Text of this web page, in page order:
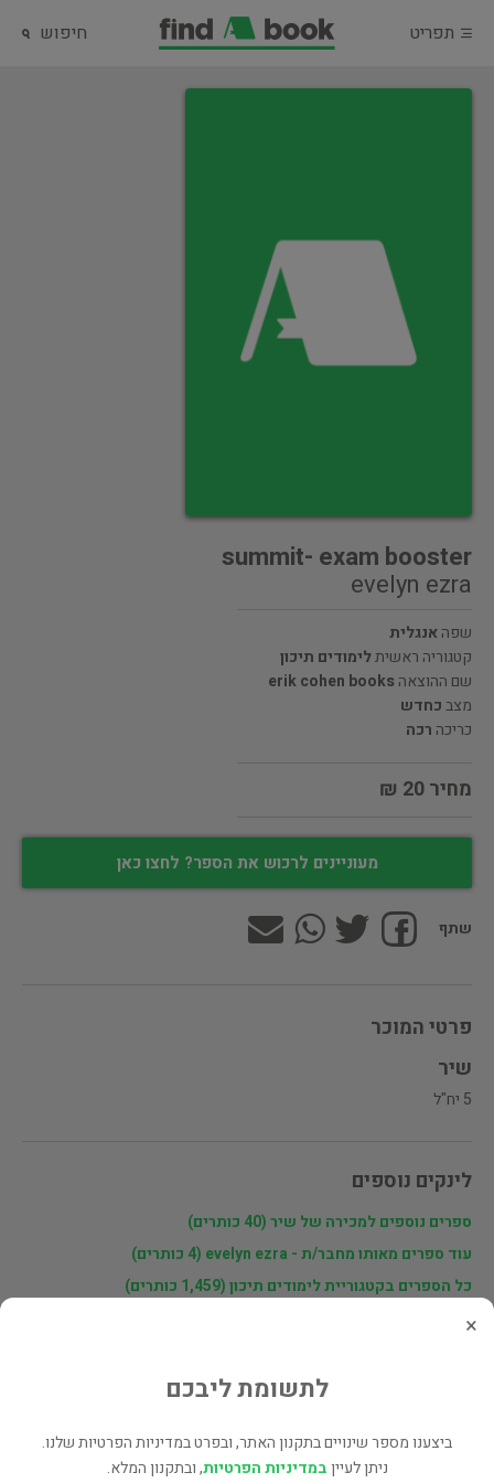
תפריט חיפוש
summit- exam booster
evelyn ezra
שפהאנגלית
קטגוריה ראשיתלימודים תיכון
שם ההוצאהerik cohen books
מצבכחדש
כריכה רכה
מחיר 20 ₪
מעוניינים לרכוש את הספר? לחצו כאן
שתף
פרטי המוכר
שיר
5 יח"ל
לינקים נוספים
ספרים נוספים למכירה של שיר (40 כותרים)
עוד ספרים מאותו מחבר/ת - evelyn ezra (4 כותרים)
כל הספרים בקטגוריית לימודים תיכון (1,459 כותרים)
כל הספרים מהוצאת erik cohen books (5 כותרים)
מוכר ספר זהה? לחץ כאן להוספה למאגר
×
לתשומת ליבכם
ביצענו מספר שינויים בתקנון האתר, ובפרט במדיניות הפרטיות שלנו.
ניתן לעייןבמדיניות הפרטיות, ובתקנון המלא.